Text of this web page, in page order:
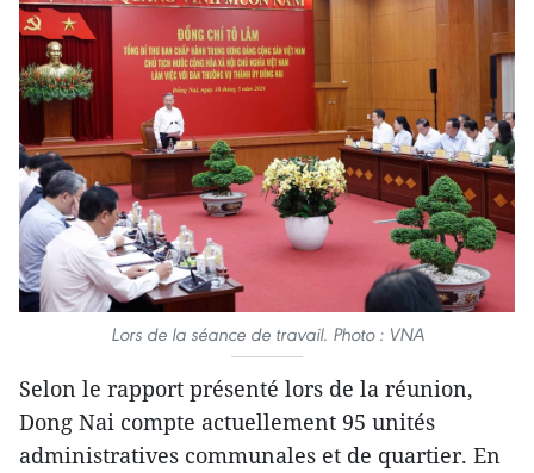
Lors de la séance de travail. Photo : VNA
Selon le rapport présenté lors de la réunion,
Dong Nai compte actuellement 95 unités
administratives communales et de quartier. En